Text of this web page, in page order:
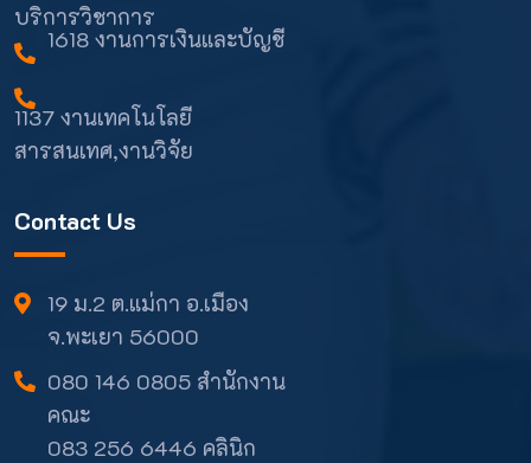
บริการวิชาการ
1618 งานการเงินและบัญชี
1137 งานเทคโนโลยี
สารสนเทศ,งานวิจัย
Contact Us
19 ม.2 ต.แม่กา อ.เมือง
จ.พะเยา 56000
080 146 0805 สำนักงาน
คณะ
083 256 6446 คลินิก